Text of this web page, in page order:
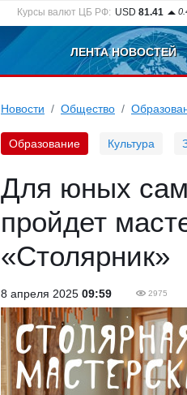
Курсы валют ЦБ РФ: USD 81.41
ЛЕНТА НОВОСТЕЙ
Новости Общество
Образование Культура
Для юных
пройдет
«Столярник»
8 апреля 2025 09:59 2975